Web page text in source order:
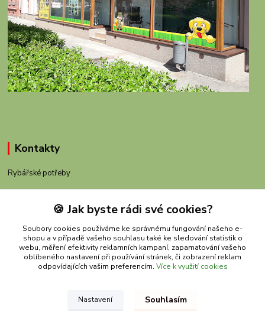
Kontakty
Rybářské potřeby
+420 605 983 110
obchod@rybachov.cz
Upravit sběr cookies.
🍪 Jak byste rádi své cookies?
Soubory cookies používáme ke správnému fungování našeho e-
shopu a v případě vašeho souhlasu také ke sledování statistik o
webu, měření efektivity reklamních kampaní, zapamatování vašeho
oblíbeného nastavení při používání stránek, či zobrazení reklam
odpovídajících vašim preferencím. Více k využití cookies
Nastavení Souhlasím